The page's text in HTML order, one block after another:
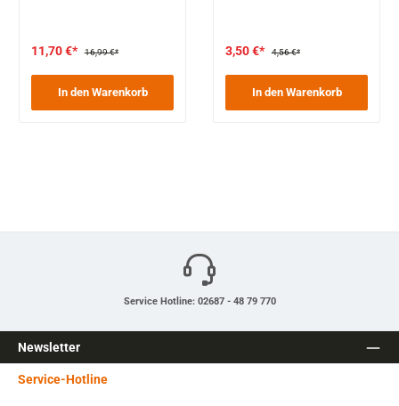
11,70 €* 16,99 €*
In den Warenkorb
3,50 €* 4,56 €*
In den Warenkorb
Service Hotline: 02687 - 48 79 770
Newsletter
Service-Hotline